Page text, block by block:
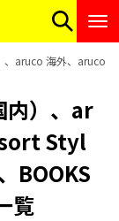
aruco 海外、aruco
内）、ar
Styl
BOOKS
覧